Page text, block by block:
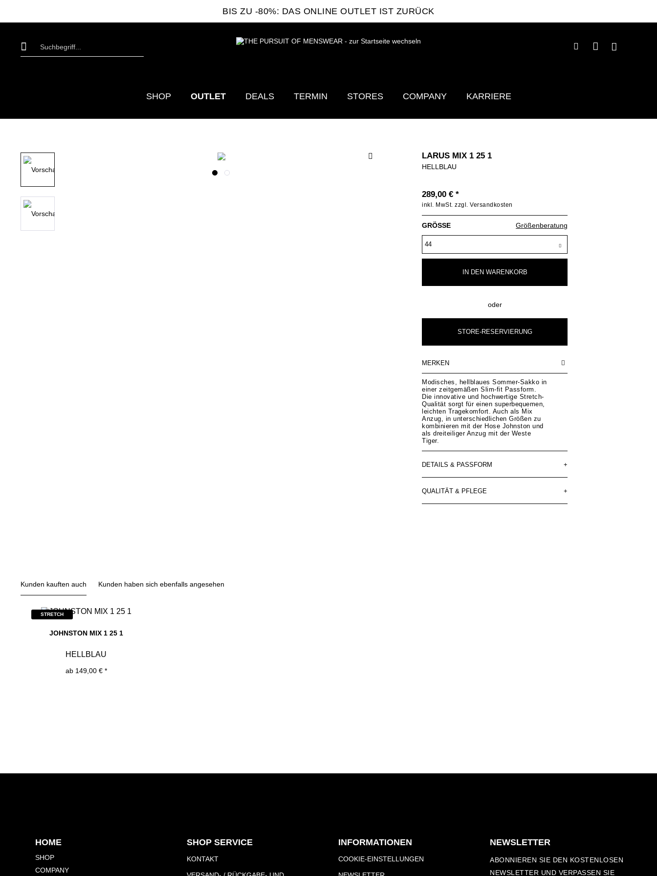
BIS ZU -80%: DAS ONLINE OUTLET IST ZURÜCK
SHOP OUTLET DEALS TERMIN STORES COMPANY KARRIERE
LARUS MIX 1 25 1
HELLBLAU
289,00 € *
inkl. MwSt.zzgl. Versandkosten
GRÖSSE Größenberatung
IN DEN WARENKORB
oder
STORE-RESERVIERUNG
MERKEN
Modisches, hellblaues Sommer-Sakko in
einer zeitgemäßen Slim-fit Passform.
Die innovative und hochwertige Stretch-
Qualität sorgt für einen superbequemen,
leichten Tragekomfort. Auch als Mix
Anzug, in unterschiedlichen Größen zu
kombinieren mit der Hose Johnston und
als dreiteiliger Anzug mit der Weste
Tiger.
DETAILS & PASSFORM +
QUALITÄT & PFLEGE +
Kunden kauften auch Kunden haben sich ebenfalls angesehen
STRETCH
JOHNSTON MIX 1 25 1
HELLBLAU
ab 149,00 € *
HOME
SHOP
COMPANY
SHOP SERVICE
KONTAKT
INFORMATIONEN
COOKIE-EINSTELLUNGEN
NEWSLETTER
ABONNIEREN SIE DEN KOSTENLOSEN
NEWSLETTER UND VERPASSEN SIE